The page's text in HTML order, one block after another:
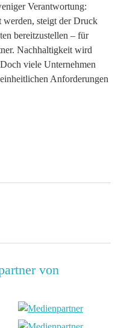
Verantwortung:
steigt der Druck
bereitzustellen – für
Nachhaltigkeit wird
viele Unternehmen
Anforderungen
von